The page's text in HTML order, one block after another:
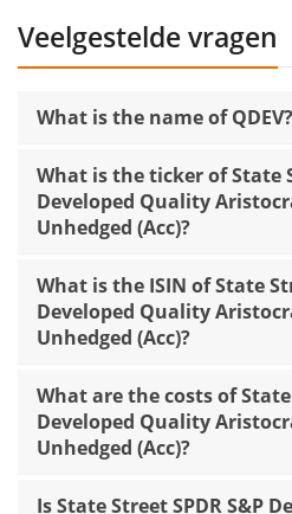
Veelgestelde vragen
What is the name of QDEV?
What is the ticker of State
Developed Quality
Unhedged (Acc)?
What is the ISIN of State
Developed Quality
Unhedged (Acc)?
What are the costs of State
Developed Quality
Unhedged (Acc)?
Is State Street SPDR S&P